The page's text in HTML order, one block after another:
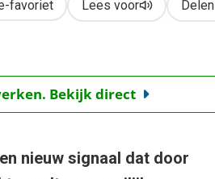
favoriet Lees voor Delen
Bekijk direct
nieuw signaal dat door